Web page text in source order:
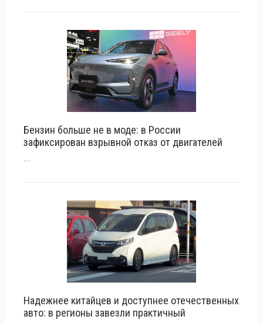
Бензин больше не в моде: в России
зафиксирован взрывной отказ от двигателей
...
Надежнее китайцев и доступнее отечественных
авто: в регионы завезли практичный